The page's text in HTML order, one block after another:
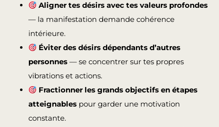
Aligner tes désirs avec tes valeurs profondes
— la manifestation demande cohérence
intérieure.
Éviter des désirs dépendants d’autres
personnes— se concentrer sur tes propres
vibrations et actions.
Fractionner les grands objectifs en étapes
atteignablespour garder une motivation
constante.